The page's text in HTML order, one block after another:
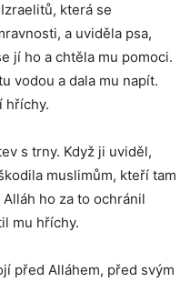
která se
a uviděla psa,
jí ho a chtěla mu pomoci.
vodou a dala mu napít.
hříchy.
s trny. Když ji uviděl,
muslimům, kteří tam
ho za to ochránil
mu hříchy.
před Alláhem, před svým